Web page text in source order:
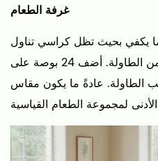
غرفة الطعام
يكفي بحيث تظل كراسي تناول
الطعام عليها حتى عند سحبها من الطاولة. أضف 24 بوصة على
الطاولة. عادةً ما يكون مقاس